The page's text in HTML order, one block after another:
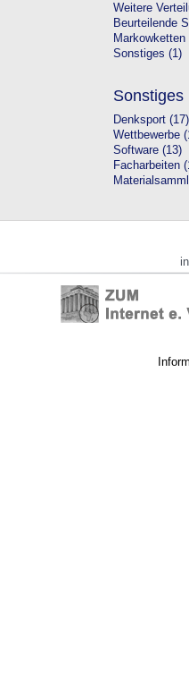
Weitere
Beurteilende
Markowketten
Sonstiges (1)
Sonstiges
Denksport (17)
Wettbewerbe
Software (13)
Facharbeiten